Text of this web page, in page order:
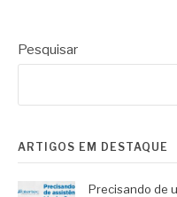
Pesquisar
ARTIGOS EM DESTAQUE
Precisando de